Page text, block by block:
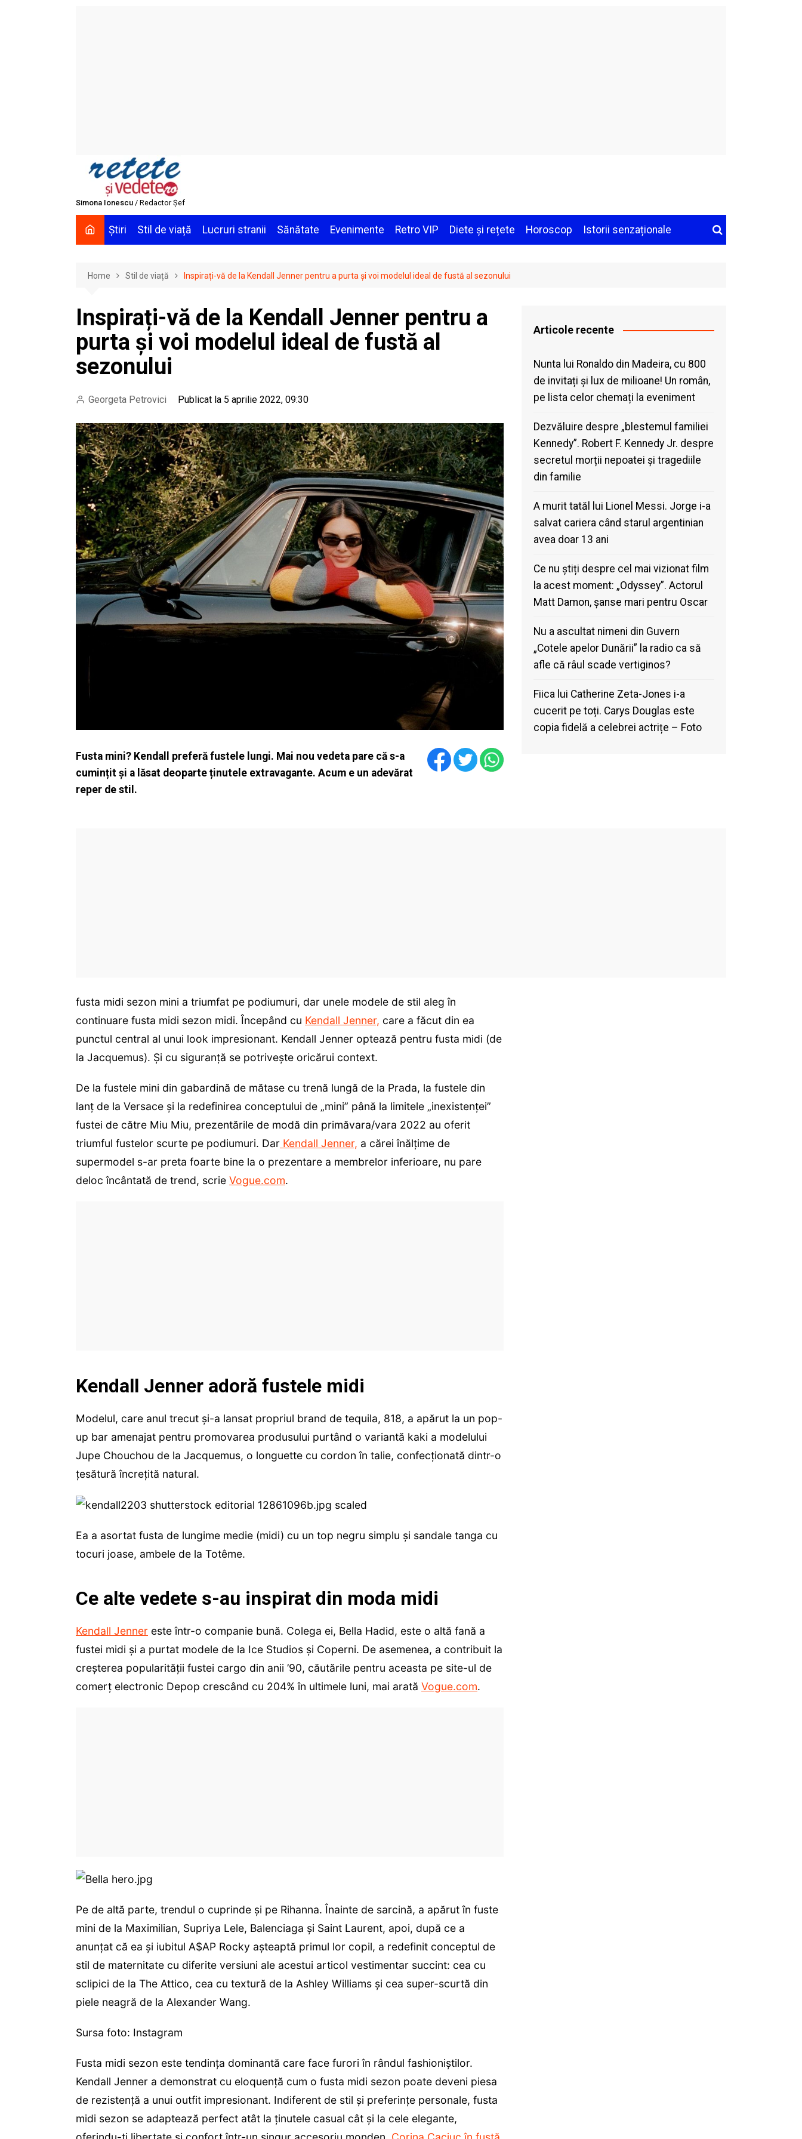
Simona Ionescu / Redactor Șef
Știri Stil de viață Lucruri stranii Sănătate Evenimente Retro VIP Diete și rețete Horoscop Istorii senzaționale
Home Stil de viață Inspirați-vă de la Kendall Jenner pentru a purta și voi modelul ideal de fustă al sezonului
Inspirați-vă de la Kendall Jenner pentru a
purta și voi modelul ideal de fustă al
sezonului
Georgeta Petrovici Publicat la 5 aprilie 2022, 09:30
Fusta mini? Kendall preferă fustele lungi. Mai nou vedeta pare că s-a
cumințit și a lăsat deoparte ținutele extravagante. Acum e un adevărat
reper de stil.
Articole recente
Nunta lui Ronaldo din Madeira, cu 800
de invitați și lux de milioane! Un român,
pe lista celor chemați la eveniment
Dezvăluire despre „blestemul familiei
Kennedy”. Robert F. Kennedy Jr. despre
secretul morții nepoatei și tragediile
din familie
A murit tatăl lui Lionel Messi. Jorge i-a
salvat cariera când starul argentinian
avea doar 13 ani
Ce nu știți despre cel mai vizionat film
la acest moment: „Odyssey”. Actorul
Matt Damon, șanse mari pentru Oscar
Nu a ascultat nimeni din Guvern
„Cotele apelor Dunării” la radio ca să
afle că râul scade vertiginos?
Fiica lui Catherine Zeta-Jones i-a
cucerit pe toți. Carys Douglas este
copia fidelă a celebrei actrițe – Foto
fusta midi sezon mini a triumfat pe podiumuri, dar unele modele de stil aleg în
continuare fusta midi sezon midi. Începând cu Kendall Jenner, care a făcut din ea
punctul central al unui look impresionant. Kendall Jenner optează pentru fusta midi (de
la Jacquemus). Și cu siguranță se potrivește oricărui context.
De la fustele mini din gabardină de mătase cu trenă lungă de la Prada, la fustele din
lanț de la Versace și la redefinirea conceptului de „mini” până la limitele „inexistenței”
fustei de către Miu Miu, prezentările de modă din primăvara/vara 2022 au oferit
triumful fustelor scurte pe podiumuri. Dar Kendall Jenner, a cărei înălțime de
supermodel s-ar preta foarte bine la o prezentare a membrelor inferioare, nu pare
deloc încântată de trend, scrie Vogue.com.
Kendall Jenner adoră fustele midi
Modelul, care anul trecut și-a lansat propriul brand de tequila, 818, a apărut la un pop-
up bar amenajat pentru promovarea produsului purtând o variantă kaki a modelului
Jupe Chouchou de la Jacquemus, o longuette cu cordon în talie, confecționată dintr-o
țesătură încrețită natural.
Ea a asortat fusta de lungime medie (midi) cu un top negru simplu și sandale tanga cu
tocuri joase, ambele de la Totême.
Ce alte vedete s-au inspirat din moda midi
Kendall Jenner este într-o companie bună. Colega ei, Bella Hadid, este o altă fană a
fustei midi și a purtat modele de la Ice Studios și Coperni. De asemenea, a contribuit la
creșterea popularității fustei cargo din anii ’90, căutările pentru aceasta pe site-ul de
comerț electronic Depop crescând cu 204% în ultimele luni, mai arată Vogue.com.
Pe de altă parte, trendul o cuprinde și pe Rihanna. Înainte de sarcină, a apărut în fuste
mini de la Maximilian, Supriya Lele, Balenciaga și Saint Laurent, apoi, după ce a
anunțat că ea și iubitul A$AP Rocky așteaptă primul lor copil, a redefinit conceptul de
stil de maternitate cu diferite versiuni ale acestui articol vestimentar succint: cea cu
sclipici de la The Attico, cea cu textură de la Ashley Williams și cea super-scurtă din
piele neagră de la Alexander Wang.
Sursa foto: Instagram
Fusta midi sezon este tendința dominantă care face furori în rândul fashioniștilor.
Kendall Jenner a demonstrat cu eloquență cum o fusta midi sezon poate deveni piesa
de rezistență a unui outfit impresionant. Indiferent de stil și preferințe personale, fusta
midi sezon se adaptează perfect atât la ținutele casual cât și la cele elegante,